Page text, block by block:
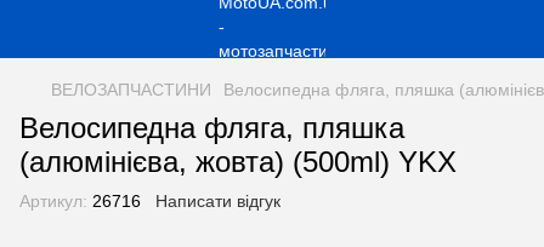
ВЕЛОЗАПЧАСТИНИ Велосипедна фляга, пляшка
Велосипедна фляга, пляшка
(алюмінієва, жовта) (500ml) YKX
Артикул: 26716 Написати відгук